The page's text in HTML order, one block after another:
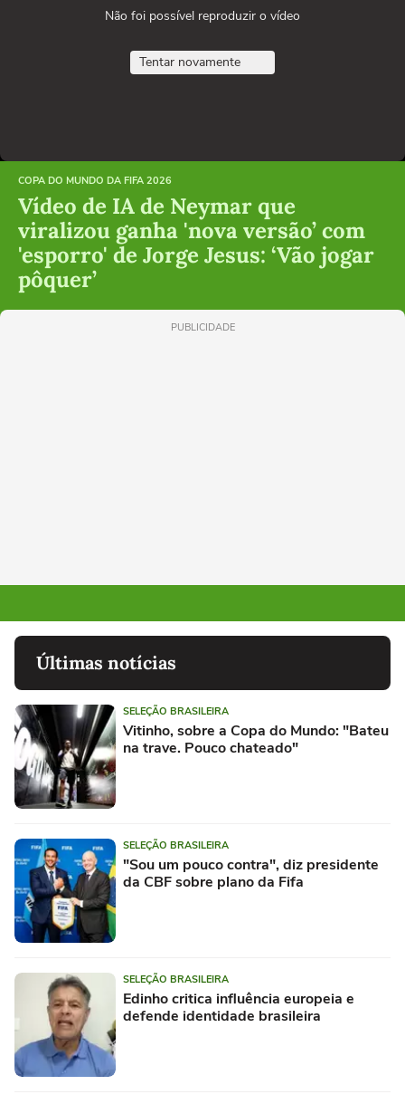
Não foi possível reproduzir o vídeo
Tentar novamente
COPA DO MUNDO DA FIFA 2026
Vídeo de IA de Neymar que
viralizou ganha 'nova versão’ com
'esporro' de Jorge Jesus: ‘Vão jogar
pôquer’
PUBLICIDADE
Últimas notícias
SELEÇÃO BRASILEIRA
Vitinho, sobre a Copa do Mundo: "Bateu
na trave. Pouco chateado"
SELEÇÃO BRASILEIRA
"Sou um pouco contra", diz presidente
da CBF sobre plano da Fifa
SELEÇÃO BRASILEIRA
Edinho critica influência europeia e
defende identidade brasileira